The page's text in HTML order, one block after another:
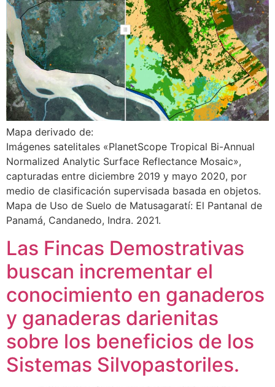
Mapa derivado de:
Imágenes satelitales «PlanetScope Tropical Bi-Annual
Normalized Analytic Surface Reflectance Mosaic»,
capturadas entre diciembre 2019 y mayo 2020, por
medio de clasificación supervisada basada en objetos.
Mapa de Uso de Suelo de Matusagaratí: El Pantanal de
Panamá, Candanedo, Indra. 2021.
Las Fincas Demostrativas
buscan incrementar el
conocimiento en ganaderos
y ganaderas darienitas
sobre los beneficios de los
Sistemas Silvopastoriles.